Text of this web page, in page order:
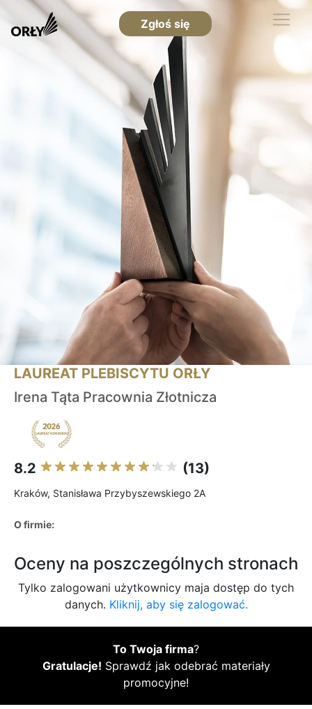
Zgłoś się
LAUREAT PLEBISCYTU ORŁY
Irena Tąta Pracownia Złotnicza
8.2 (13)
Kraków, Stanisława Przybyszewskiego 2A
O firmie:
Oceny na poszczególnych stronach
Tylko zalogowani użytkownicy maja dostęp do tych
danych. Kliknij, aby się zalogować.
To Twoja firma?
Gratulacje! Sprawdź jak odebrać materiały
promocyjne!